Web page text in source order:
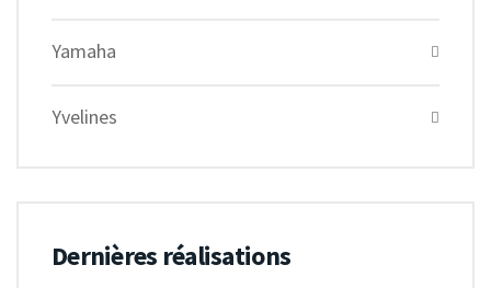
Yamaha
Yvelines
Dernières réalisations